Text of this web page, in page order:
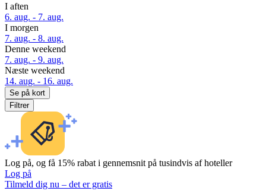
I aften
6. aug. - 7. aug.
I morgen
7. aug. - 8. aug.
Denne weekend
7. aug. - 9. aug.
Næste weekend
14. aug. - 16. aug.
Se på kort
Filtrer
Log på, og få 15% rabat i gennemsnit på tusindvis af hoteller
Log på
Tilmeld dig nu – det er gratis